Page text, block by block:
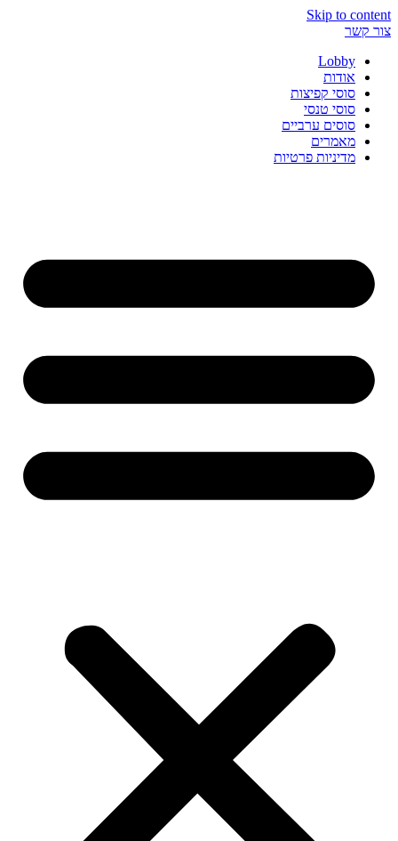
Skip to content
צור קשר
Lobby
אודות
סוסי קפיצות
סוסי טנסי
סוסים ערביים
מאמרים
מדיניות פרטיות